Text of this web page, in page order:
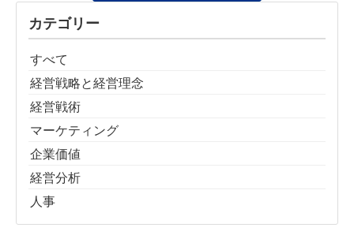
カテゴリー
すべて
経営戦略と経営理念
経営戦術
マーケティング
企業価値
経営分析
人事